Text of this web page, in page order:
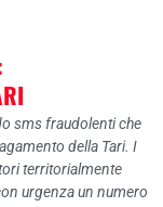
sms fraudolenti che
della Tari. I
territorialmente
urgenza un numero